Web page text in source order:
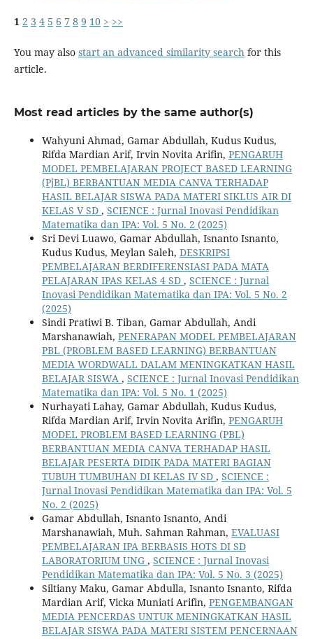
1 2 3 4 5 6 7 8 9 10 > >>
You may also start an advanced similarity searchfor this
article.
Most read articles by the same author(s)
Wahyuni Ahmad, Gamar Abdullah, Kudus Kudus,
Rifda Mardian Arif, Irvin Novita Arifin, PENGARUH
MODEL PEMBELAJARAN PROJECT BASED LEARNING
(PjBL) BERBANTUAN MEDIA CANVA TERHADAP
HASIL BELAJAR SISWA PADA MATERI SIKLUS AIR DI
KELAS V SD , SCIENCE : Jurnal Inovasi Pendidikan
Matematika dan IPA: Vol. 5 No. 2 (2025)
Sri Devi Luawo, Gamar Abdullah, Isnanto Isnanto,
Kudus Kudus, Meylan Saleh, DESKRIPSI
PEMBELAJARAN BERDIFERENSIASI PADA MATA
PELAJARAN IPAS KELAS 4 SD , SCIENCE : Jurnal
Inovasi Pendidikan Matematika dan IPA: Vol. 5 No. 2
(2025)
Sindi Pratiwi B. Tiban, Gamar Abdullah, Andi
Marshanawiah, PENERAPAN MODEL PEMBELAJARAN
PBL (PROBLEM BASED LEARNING) BERBANTUAN
MEDIA WORDWALL DALAM MENINGKATKAN HASIL
BELAJAR SISWA , SCIENCE : Jurnal Inovasi Pendidikan
Matematika dan IPA: Vol. 5 No. 1 (2025)
Nurhayati Lahay, Gamar Abdullah, Kudus Kudus,
Rifda Mardian Arif, Irvin Novita Arifin, PENGARUH
MODEL PROBLEM BASED LEARNING (PBL)
BERBANTUAN MEDIA CANVA TERHADAP HASIL
BELAJAR PESERTA DIDIK PADA MATERI BAGIAN
TUBUH TUMBUHAN DI KELAS IV SD , SCIENCE :
Jurnal Inovasi Pendidikan Matematika dan IPA: Vol. 5
No. 2 (2025)
Gamar Abdullah, Isnanto Isnanto, Andi
Marshanawiah, Muh. Sahman Rahman, EVALUASI
PEMBELAJARAN IPA BERBASIS HOTS DI SD
LABORATORIUM UNG , SCIENCE : Jurnal Inovasi
Pendidikan Matematika dan IPA: Vol. 5 No. 3 (2025)
Siltiany Maku, Gamar Abdulla, Isnanto Isnanto, Rifda
Mardian Arif, Vicka Muniati Arifin, PENGEMBANGAN
MEDIA PENCERDAS UNTUK MENINGKATKAN HASIL
BELAJAR SISWA PADA MATERI SISTEM PENCERNAAN